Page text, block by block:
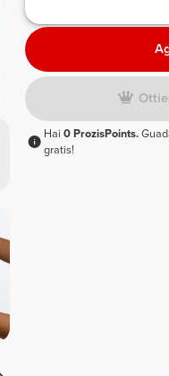
Hai0 ProzisPoints.
gratis!